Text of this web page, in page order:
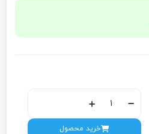
خرید محصول